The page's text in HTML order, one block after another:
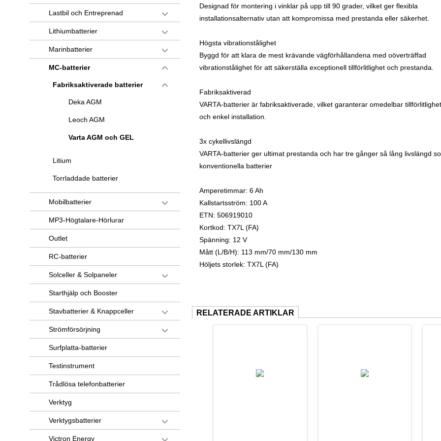
Lastbil och Entreprenad
Lithiumbatterier
Marinbatterier
MC-batterier
Fabriksaktiverade batterier
Deka AGM
Leoch AGM
Varta AGM och GEL
Litium
Torrladdade batterier
Mobilbatterier
MP3-Högtalare-Hörlurar
Outlet
RC-batterier
Solceller & Solpaneler
Starthjälp och Booster
Stavbatterier & Knappceller
Strömförsörjning
Surfplatta-batterier
Testinstrument
Trådlösa telefonbatterier
Verktyg
Verktygsbatterier
Victron Energy
Designad för montering i vinklar på upp till 90 grader, vilket ger flexibla
installationsalternativ utan att kompromissa med prestanda eller säkerhet.
Högsta vibrationstålighet
Byggd för att klara de mest krävande vägförhållandena med oöverträffad
vibrationstålighet för att säkerställa exceptionell tillförlitlighet och prestanda.
Fabriksaktiverad
VARTA-batterier är fabriksaktiverade, vilket garanterar omedelbar tillförlitlighet
och enkel installation.
3x cykellivslängd
VARTA-batterier ger ultimat prestanda och har tre gånger så lång livslängd
konventionella batterier
Amperetimmar: 6 Ah
Kallstartsström: 100 A
ETN: 506919010
Kortkod: TX7L (FA)
Spänning: 12 V
Mått (L/B/H): 113 mm/70 mm/130 mm
Höljets storlek: TX7L (FA)
RELATERADE ARTIKLAR